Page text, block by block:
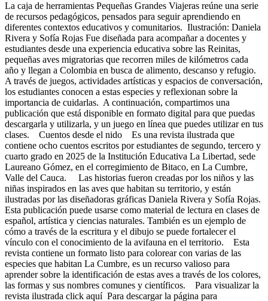
La caja de herramientas Pequeñas Grandes Viajeras reúne una serie
de recursos pedagógicos, pensados para seguir aprendiendo en
diferentes contextos educativos y comunitarios. Ilustración: Daniela
Rivera y Sofía Rojas Fue diseñada para acompañar a docentes y
estudiantes desde una experiencia educativa sobre las Reinitas,
pequeñas aves migratorias que recorren miles de kilómetros cada
año y llegan a Colombia en busca de alimento, descanso y refugio.
A través de juegos, actividades artísticas y espacios de conversación,
los estudiantes conocen a estas especies y reflexionan sobre la
importancia de cuidarlas. A continuación, compartimos una
publicación que está disponible en formato digital para que puedas
descargarla y utilizarla, y un juego en línea que puedes utilizar en tus
clases. Cuentos desde el nido Es una revista ilustrada que
contiene ocho cuentos escritos por estudiantes de segundo, tercero y
cuarto grado en 2025 de la Institución Educativa La Libertad, sede
Laureano Gómez, en el corregimiento de Bitaco, en La Cumbre,
Valle del Cauca. Las historias fueron creadas por los niños y las
niñas inspirados en las aves que habitan su territorio, y están
ilustradas por las diseñadoras gráficas Daniela Rivera y Sofía Rojas.
Esta publicación puede usarse como material de lectura en clases de
español, artística y ciencias naturales. También es un ejemplo de
cómo a través de la escritura y el dibujo se puede fortalecer el
vínculo con el conocimiento de la avifauna en el territorio. Esta
revista contiene un formato listo para colorear con varias de las
especies que habitan La Cumbre, es un recurso valioso para
aprender sobre la identificación de estas aves a través de los colores,
las formas y sus nombres comunes y científicos. Para visualizar la
revista ilustrada click aquí Para descargar la página para